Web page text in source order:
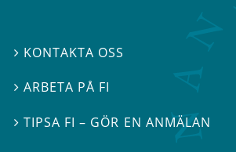
 KONTAKTA OSS
ARBETA PÅ FI
TIPSA FI – GÖR EN ANMÄLAN